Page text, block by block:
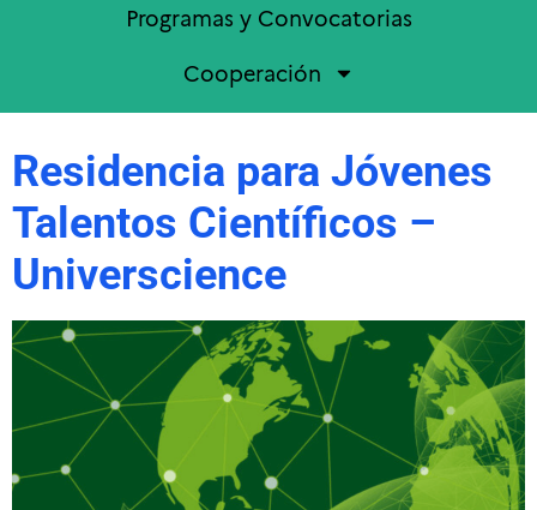
Programas y Convocatorias
Cooperación
Residencia para Jóvenes
Talentos Científicos –
Universcience